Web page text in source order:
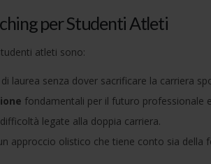
per Studenti Atleti
atleti sono:
laurea senza dover sacrificare la carriera
fondamentali per il futuro professionale
legate alla doppia carriera.
approccio olistico che tiene conto sia della